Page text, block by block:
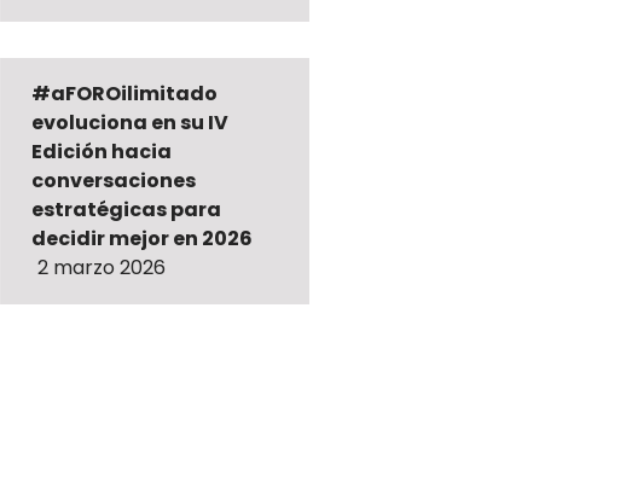
#aFOROilimitado
evoluciona en su IV
Edición hacia
conversaciones
estratégicas para
decidir mejor en 2026
2 marzo 2026